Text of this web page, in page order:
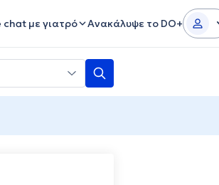
chat με γιατρό Ανακάλυψε το DO+